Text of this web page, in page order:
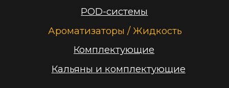
Политика конфиденциальности
2026 г.